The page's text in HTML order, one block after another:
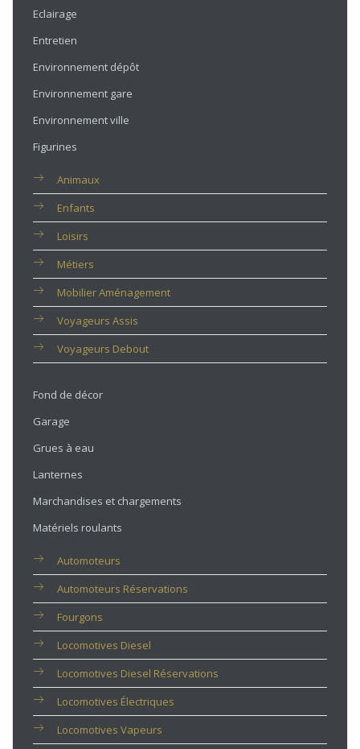
Eclairage
Entretien
Environnement dépôt
Environnement gare
Environnement ville
Figurines
Animaux
Enfants
Loisirs
Métiers
Mobilier Aménagement
Voyageurs Assis
Voyageurs Debout
Fond de décor
Garage
Grues à eau
Lanternes
Marchandises et chargements
Matériels roulants
Automoteurs
Automoteurs Réservations
Fourgons
Locomotives Diesel
Locomotives Diesel Réservations
Locomotives Électriques
Locomotives Vapeurs